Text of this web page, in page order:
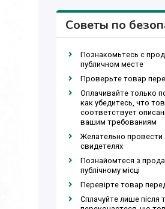
Советы по
Познакомьтесь с
публичном месте
Проверьте товар
Оплачивайте только
как убедитесь, что
соответствует
вашим требованиям
Желательно провести
свидетелях
Познайомтеся з
публічному місці
Перевірте товар
Сплачуйте лише після